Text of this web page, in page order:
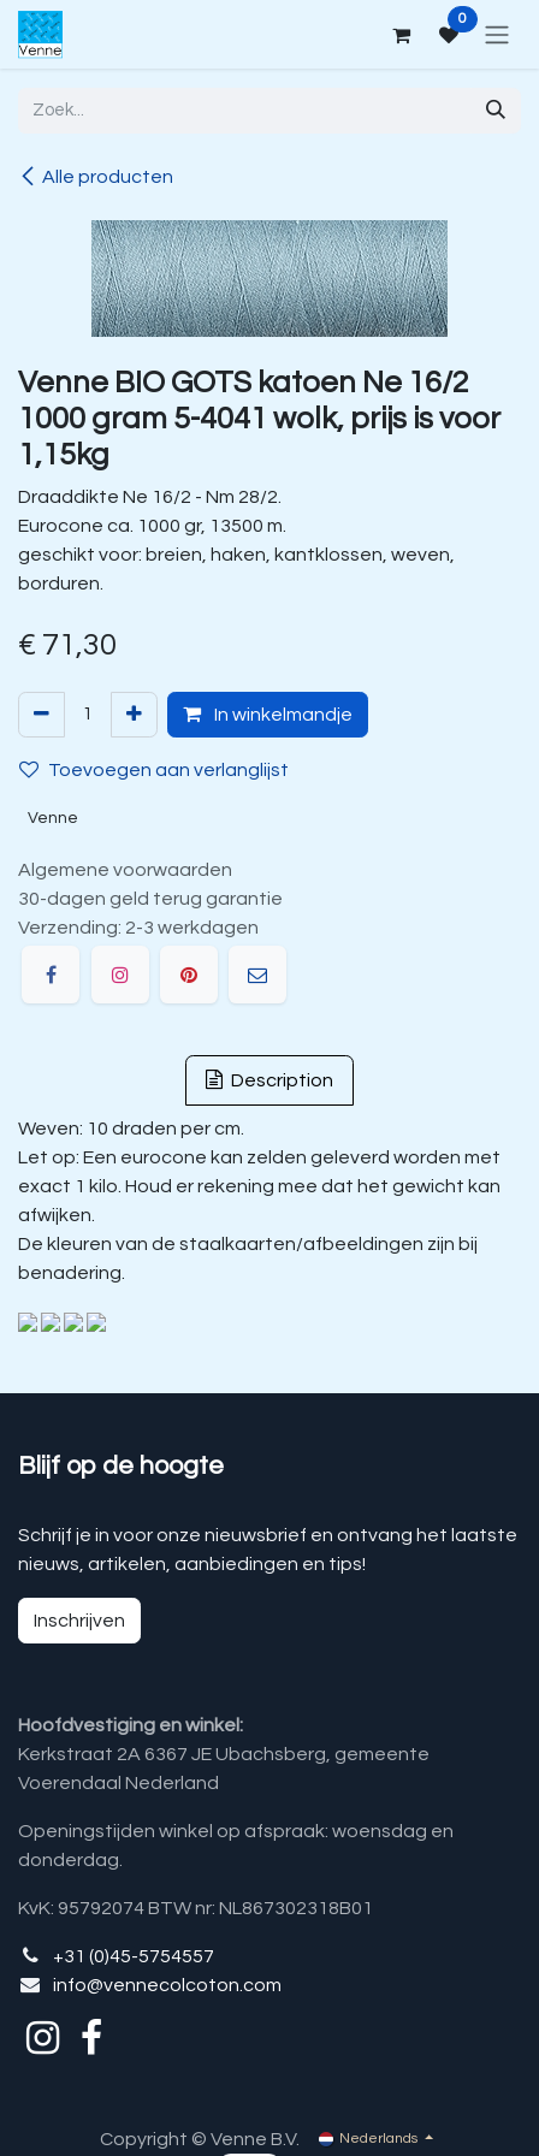
Overslaan naar inhoud 0
Alle producten
Venne BIO GOTS katoen Ne 16/2
1000 gram 5-4041 wolk, prijs is voor
1,15kg
Draaddikte Ne 16/2 - Nm 28/2.
Eurocone ca. 1000 gr, 13500 m.
geschikt voor: breien, haken, kantklossen, weven,
borduren.
€ 71,30
In winkelmandje
Toevoegen aan verlanglijst
Venne
Algemene voorwaarden
30-dagen geld terug garantie
Verzending: 2-3 werkdagen
Description
Weven: 10 draden per cm.
Let op: Een eurocone kan zelden geleverd worden met
exact 1 kilo. Houd er rekening mee dat het gewicht kan
afwijken.
De kleuren van de staalkaarten/afbeeldingen zijn bij
benadering.
Blijf op de hoogte
Schrijf je in voor onze nieuwsbrief en ontvang het laatste
nieuws, artikelen, aanbiedingen en tips!
Inschrijven
Hoofdvestiging en winkel:
Kerkstraat 2A 6367 JE Ubachsberg, gemeente
Voerendaal Nederland
Openingstijden winkel op afspraak: woensdag en
donderdag.
KvK: 95792074 BTW nr: NL867302318B01
+31 (0)45-5754557
info@vennecolcoton.com
Copyright © Venne B.V. Nederlands